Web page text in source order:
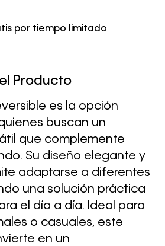
por tiempo limitado
Producto
es la opción
buscan un
que complemente
Su diseño elegante y
adaptarse a diferentes
una solución práctica
el día a día. Ideal para
o casuales, este
en un